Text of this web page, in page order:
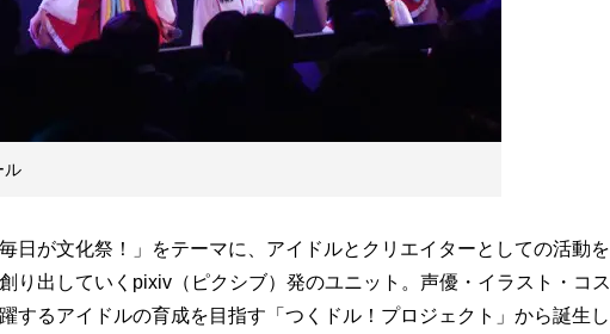
ル
日が文化祭！」をテーマに、アイドルとクリエイターとしての活動を
り出していくpixiv（ピクシブ）発のユニット。声優・イラスト・コス
するアイドルの育成を目指す「つくドル！プロジェクト」から誕生し